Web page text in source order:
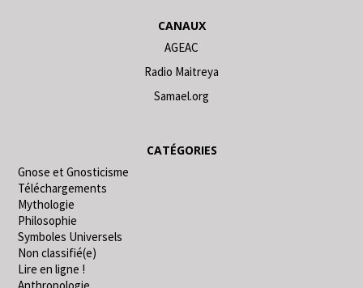
CANAUX
AGEAC
Radio Maitreya
Samael.org
CATÉGORIES
Gnose et Gnosticisme
Téléchargements
Mythologie
Philosophie
Symboles Universels
Non classifié(e)
Lire en ligne !
Anthropologie